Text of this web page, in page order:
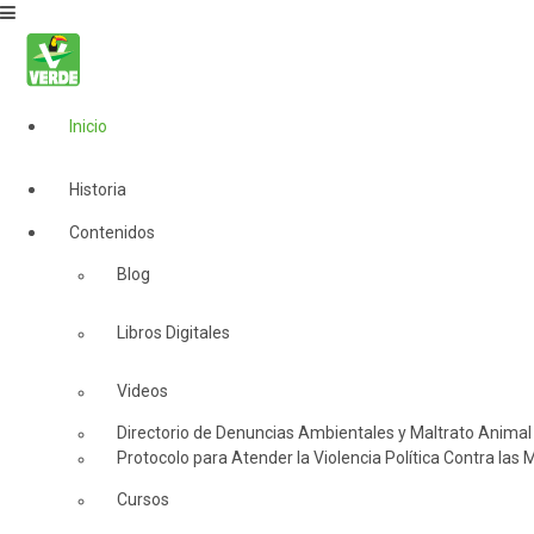
Inicio
Historia
Contenidos
Blog
Libros Digitales
Videos
Directorio de Denuncias Ambientales y Maltrato Animal
Protocolo para Atender la Violencia Política Contra las
Cursos